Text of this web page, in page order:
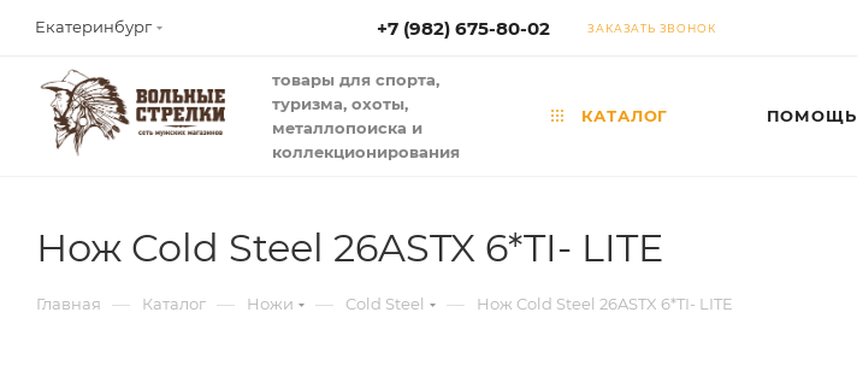
Екатеринбург +7 (982) 675-80-02 ЗАКАЗАТЬ ЗВОНОК
товары для спорта,
туризма, охоты,
металлопоиска и
коллекционирования
КАТАЛОГ ПОМОЩЬ
Нож Cold Steel 26ASTX 6*TI- LITE
Главная — Каталог — Ножи — Cold Steel — Нож Cold Steel 26ASTX 6*TI- LITE